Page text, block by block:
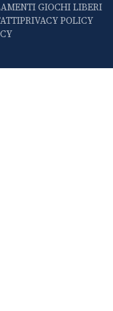
GIOCHI LIBERI
PRIVACY POLICY